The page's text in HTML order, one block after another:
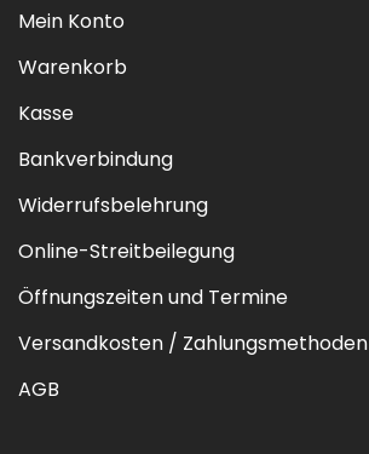
Mein Konto
Warenkorb
Kasse
Bankverbindung
Widerrufsbelehrung
Online-Streitbeilegung
Öffnungszeiten und Termine
Versandkosten / Zahlungsmethoden
AGB